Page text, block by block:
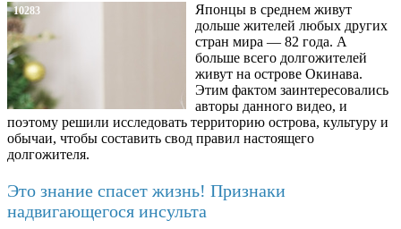
10283
Японцы в среднем живут
дольше жителей любых других
стран мира — 82 года. А
больше всего долгожителей
живут на острове Окинава.
Этим фактом заинтересовались
авторы данного видео, и
поэтому решили исследовать территорию острова, культуру и
обычаи, чтобы составить свод правил настоящего
долгожителя.
Это знание спасет жизнь! Признаки
надвигающегося инсульта